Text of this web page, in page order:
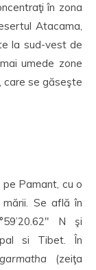
în zona
Atacama,
la sud-vest de
umede zone
care se găseşte
Pamant, cu o
Se află în
N şi
si Tibet. În
(zeiţa